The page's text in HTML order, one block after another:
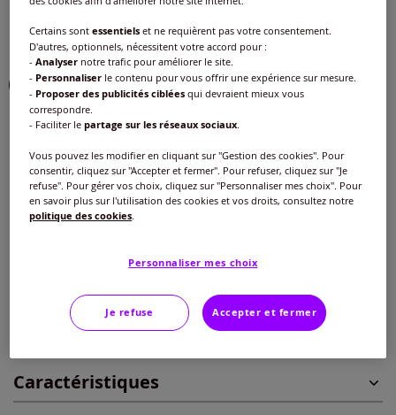
Choisir une couleur :
Taille :
Veuillez sélectionner une taille
En stock
46 -En stock
Ajouter au panier
Caractéristiques
Certains sontessentiels et ne requièrent pas votre consentement.
D'autres, optionnels, nécessitent votre accord pour :
-Analyser notre trafic pour améliorer le site.
- Personnaliser le contenu pour vous offrir une expérience sur mesure.
- Proposer des publicités ciblées qui devraient mieux vous
correspondre.
- Faciliter lepartage sur les réseaux sociaux.
Vous pouvez les modifier en cliquant sur "Gestion des cookies". Pour
consentir, cliquez sur "Accepter et fermer". Pour refuser, cliquez sur "Je
refuse". Pour gérer vos choix, cliquez sur "Personnaliser mes choix". Pour
en savoir plus sur l'utilisation des cookies et vos droits, consultez notre
politique des cookies.
Personnaliser mes choix
Je refuse Accepter et fermer